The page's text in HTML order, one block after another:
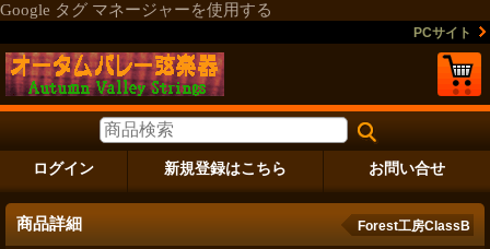
Google タグ マネージャーを使用する
PCサイト
ログイン 新規登録はこちら お問い合せ
商品詳細 Forest工房ClassB